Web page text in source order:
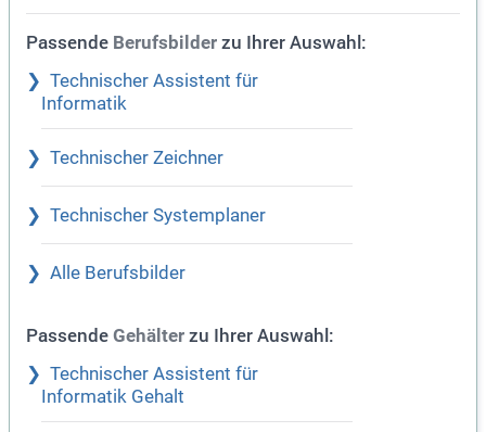
Passende Berufsbilder zu Ihrer Auswahl:
Technischer Assistent für
Informatik
Technischer Zeichner
Technischer Systemplaner
Alle Berufsbilder
Passende Gehälter zu Ihrer Auswahl:
Technischer Assistent für
Informatik Gehalt